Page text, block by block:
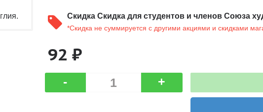
Скидка Скидка для студентов и членов Союза
*Скидка не суммируется с другими акциями и скидками
92 ₽
- +